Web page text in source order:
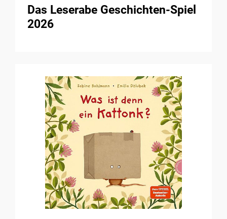
Das Leserabe Geschichten-Spiel
2026